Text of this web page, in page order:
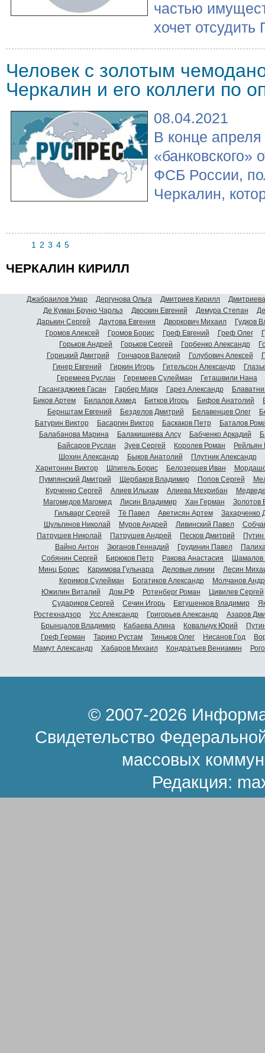
частью
хочет отсудить
Человек с золотым
Черкалин и его коллеги по
08.04.2021
В конце
«банковского»
ФСБ России,
Черкалин,
1 2 3 4 5
ЧЕРКАЛИН КИРИЛЛ
Джабраилов Умар Дергунова Ольга Дмитриев Кирилл
Де Куман Бруно Чарльз
Двоскин Евгений Демура Степан
Дарькин Сергей
Даутова Евгения Дворкович Михаил
Гудков
Громов Алексей
Громов Борис Греф Евгений Греф Олег
Горьков Андрей
Горьков Сергей Горбенко Александр
Горицкий Дмитрий
Гончаров Валерий Голубович Алексей
Гинер Евгений
Гиркин Игорь Гительсон Александр
Геремеев Руслан
Геремеев Сулейман
Геташвили Нана
Гасангаджиев Гасан
Гарбер Марк Гарез Александр
Биков Артем
Билалов Ахмед Битков Игорь Бифов Анатолий
Бернштам Евгений
Безделов Дмитрий Белавенцев Олег
Батурин Виктор
Басаргин Виктор Баскаков Петр
Баталов
Балабанова Марина
Балакишиева Алсу Бабченко Аркадий
Байсаров Руслан
Зуев Сергей Королев Роман
Шохин Александр
Быков Анатолий Плутник Александр
Харитонин Виктор
Шпигель Борис Белозерцев Иван
Пумпянский Дмитрий
Щербаков Владимир Попов Сергей
Курченко Сергей
Алиев Ильхам Алиева Мехрибан
Магомедов Магомед
Лисин Владимир Хан Герман
Золотов
Гильварг Сергей
Тё Павел Аветисян Артем
Захарченко
Шульгинов Николай
Муров Андрей Ливинский Павел
Патрушев Николай
Патрушев Андрей Песков Дмитрий
Вайно Антон
Зюганов Геннадий Грудинин Павел
Собянин Сергей
Бирюков Петр Ракова Анастасия
Шамалов
Минц Борис
Каримова Гульнара Деловые линии
Лесин
Керимов Сулейман
Богатиков Александр
Молчанов
Южилин Виталий
Дом.РФ Ротенберг Роман
Цивилев Сергей
Судариков Сергей
Сечин Игорь Евтушенков Владимир
Ростехнадзор
Усс Александр Григорьев Александр
Азаров
Брынцалов Владимир
Кабаева Алина Ковальчук Юрий
Греф Герман
Тарико Рустам Тиньков Олег Нисанов Год
Мамут Александр
Хабаров Михаил Кондратьев Вениамин
© 2007-2026
Свидетельство
массовых
Редакция: